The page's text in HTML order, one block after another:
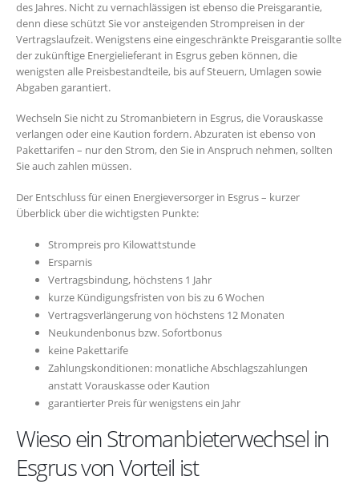
des Jahres. Nicht zu vernachlässigen ist ebenso die Preisgarantie,
denn diese schützt Sie vor ansteigenden Strompreisen in der
Vertragslaufzeit. Wenigstens eine eingeschränkte Preisgarantie sollte
der zukünftige Energielieferant in Esgrus geben können, die
wenigsten alle Preisbestandteile, bis auf Steuern, Umlagen sowie
Abgaben garantiert.
Wechseln Sie nicht zu Stromanbietern in Esgrus, die Vorauskasse
verlangen oder eine Kaution fordern. Abzuraten ist ebenso von
Pakettarifen – nur den Strom, den Sie in Anspruch nehmen, sollten
Sie auch zahlen müssen.
Der Entschluss für einen Energieversorger in Esgrus – kurzer
Überblick über die wichtigsten Punkte:
Strompreis pro Kilowattstunde
Ersparnis
Vertragsbindung, höchstens 1 Jahr
kurze Kündigungsfristen von bis zu 6 Wochen
Vertragsverlängerung von höchstens 12 Monaten
Neukundenbonus bzw. Sofortbonus
keine Pakettarife
Zahlungskonditionen: monatliche Abschlagszahlungen
anstatt Vorauskasse oder Kaution
garantierter Preis für wenigstens ein Jahr
Wieso ein Stromanbieterwechsel in
Esgrus von Vorteil ist